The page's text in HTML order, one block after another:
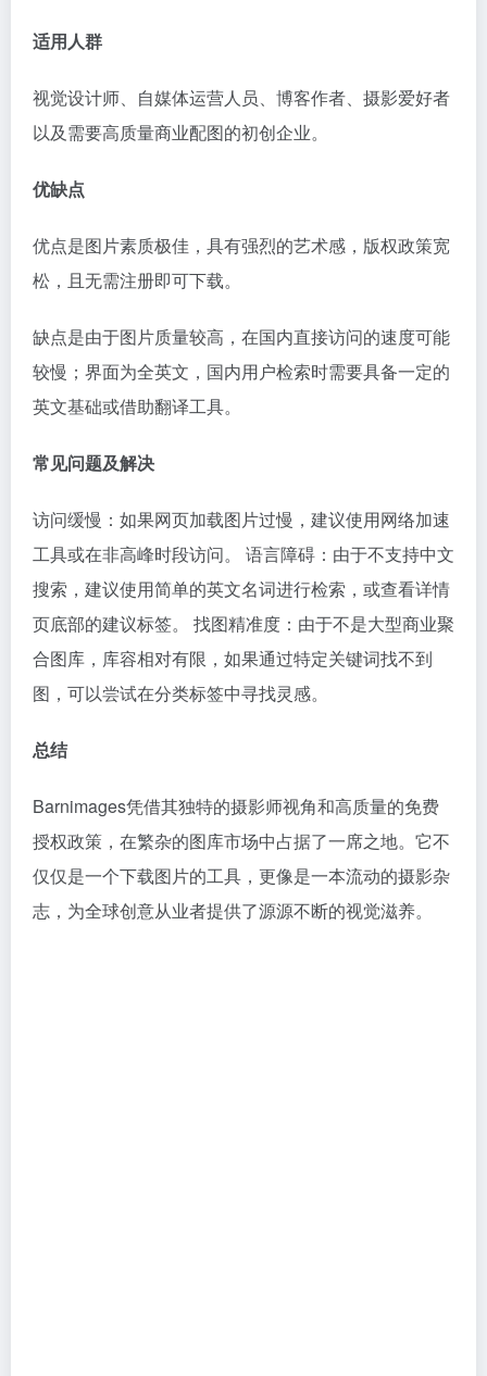
适用人群
视觉设计师、自媒体运营人员、博客作者、摄影爱好者
以及需要高质量商业配图的初创企业。
优缺点
优点是图片素质极佳，具有强烈的艺术感，版权政策宽
松，且无需注册即可下载。
缺点是由于图片质量较高，在国内直接访问的速度可能
较慢；界面为全英文，国内用户检索时需要具备一定的
英文基础或借助翻译工具。
常见问题及解决
访问缓慢：如果网页加载图片过慢，建议使用网络加速
工具或在非高峰时段访问。 语言障碍：由于不支持中文
搜索，建议使用简单的英文名词进行检索，或查看详情
页底部的建议标签。 找图精准度：由于不是大型商业聚
合图库，库容相对有限，如果通过特定关键词找不到
图，可以尝试在分类标签中寻找灵感。
总结
Barnimages凭借其独特的摄影师视角和高质量的免费
授权政策，在繁杂的图库市场中占据了一席之地。它不
仅仅是一个下载图片的工具，更像是一本流动的摄影杂
志，为全球创意从业者提供了源源不断的视觉滋养。